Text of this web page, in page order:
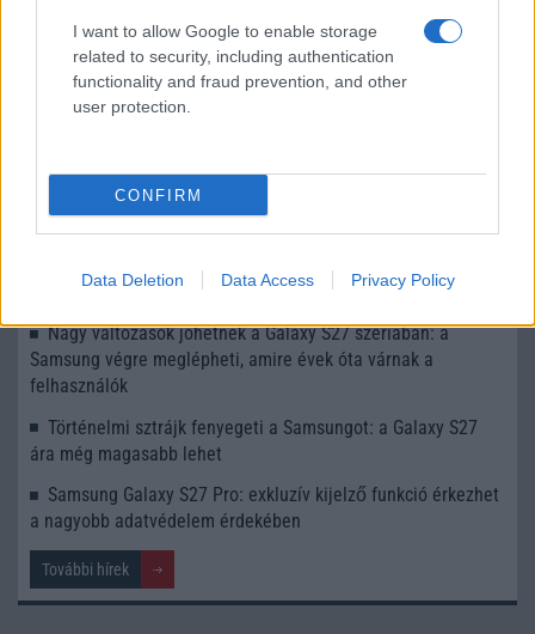
I want to allow Google to enable storage
related to security, including authentication
functionality and fraud prevention, and other
user protection.
CONFIRM
Data Deletion Data Access Privacy Policy
KAPCSOLÓDÓ HÍREK
A jövő sebessége: a Galaxy S27 már UFS 5.0 tárhellyel
érkezhet
Komoly oka lesz: új kamera dizájnt hoz a Samsung Galaxy
S27 széria
Visszatérhet a régi, közkedvelt változtatható rekesz a
Samsung csúcsmobiljába
Nagy változások jöhetnek a Galaxy S27 szériában: a
Samsung végre meglépheti, amire évek óta várnak a
felhasználók
Történelmi sztrájk fenyegeti a Samsungot: a Galaxy S27
ára még magasabb lehet
Samsung Galaxy S27 Pro: exkluzív kijelző funkció érkezhet
a nagyobb adatvédelem érdekében
További hírek